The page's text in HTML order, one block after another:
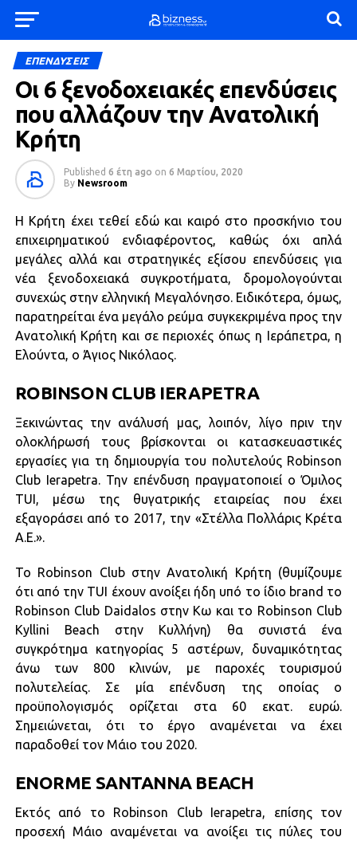
ΕΠΕΝΔΥΣΕΙΣ
Οι 6 ξενοδοχειακές επενδύσεις
που αλλάζουν την Ανατολική
Κρήτη
Published 6 έτη ago on 6 Μαρτίου, 2020
By Newsroom
Η Κρήτη έχει τεθεί εδώ και καιρό στο προσκήνιο του
επιχειρηματικού ενδιαφέροντος, καθώς όχι απλά
μεγάλες αλλά και στρατηγικές εξίσου επενδύσεις για
νέα ξενοδοχειακά συγκροτήματα, δρομολογούνται
συνεχώς στην ελληνική Μεγαλόνησο. Ειδικότερα, όμως,
παρατηρείται ένα μεγάλο ρεύμα συγκεκριμένα προς την
Ανατολική Κρήτη και σε περιοχές όπως η Ιεράπετρα, η
Ελούντα, ο Άγιος Νικόλαος.
ROBINSON CLUB IERAPETRA
Ξεκινώντας την ανάλυσή μας, λοιπόν, λίγο πριν την
ολοκλήρωσή τους βρίσκονται οι κατασκευαστικές
εργασίες για τη δημιουργία του πολυτελούς Robinson
Club Ierapetra. Την επένδυση πραγματοποιεί ο Όμιλος
TUI, μέσω της θυγατρικής εταιρείας που έχει
εξαγοράσει από το 2017, την «Στέλλα Πολλάρις Κρέτα
Α.Ε.».
Το Robinson Club στην Ανατολική Κρήτη (θυμίζουμε
ότι από την TUI έχουν ανοίξει ήδη υπό το ίδιο brand το
Robinson Club Daidalos στην Κω και το Robinson Club
Kyllini Beach στην Κυλλήνη) θα συνιστά ένα
συγκρότημα κατηγορίας 5 αστέρων, δυναμικότητας
άνω των 800 κλινών, με παροχές τουρισμού
πολυτελείας. Σε μία επένδυση της οποίας ο
προϋπολογισμός ορίζεται στα 60 εκατ. ευρώ.
Σημειώνεται, ότι το έργο αναμένεται να έχει
παραδοθεί τον Μάιο του 2020.
ENORME SANTANNA BEACH
Εκτός από το Robinson Club Ierapetra, επίσης τον
προσεχή Μάιο αναμένεται να ανοίξει τις πύλες του